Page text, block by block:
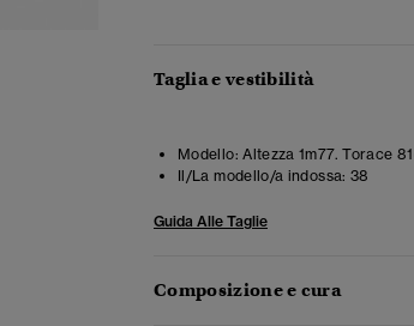
Taglia e vestibilità
Modello: Altezza 1m77. Torace
Il/La modello/a indossa: 38
Guida Alle Taglie
Composizione e cura